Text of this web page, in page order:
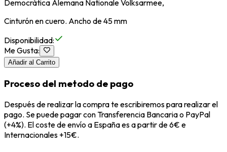
Democrática Alemana Nationale Volksarmee,
Cinturón en cuero. Ancho de 45 mm
Disponibilidad:
Me Gusta:
Añadir al Carrito
Proceso del metodo de pago
Después de realizar la compra te escribiremos para realizar el
pago. Se puede pagar con Transferencia Bancaria o PayPal
(+4%). El coste de envío a España es a partir de 6€ e
Internacionales +15€.